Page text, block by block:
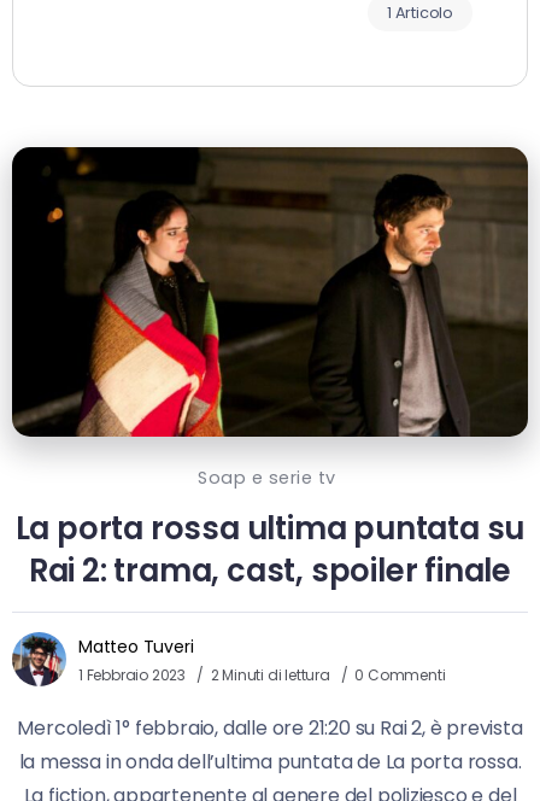
1 Articolo
Soap e serie tv
La porta rossa ultima puntata su
Rai 2: trama, cast, spoiler finale
Matteo Tuveri
1 Febbraio 2023 2 Minuti di lettura 0 Commenti
Mercoledì 1° febbraio, dalle ore 21:20 su Rai 2, è prevista
la messa in onda dell’ultima puntata de La porta rossa.